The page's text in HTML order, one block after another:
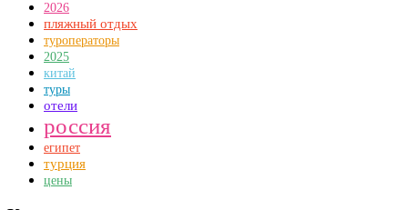
2026
пляжный отдых
туроператоры
2025
китай
туры
отели
россия
египет
турция
цены